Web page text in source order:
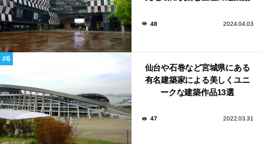
48 2024.04.03
仙台や石巻など宮城県にある
有名建築家による美しくユニ
ークな建築作品13選
47 2022.03.31